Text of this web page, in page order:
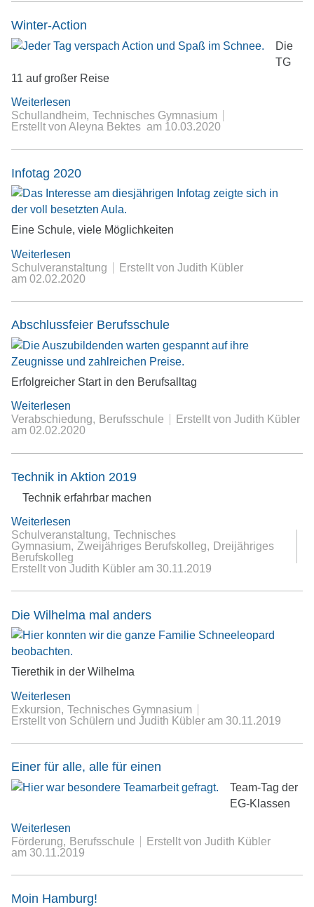
Winter-Action
Die
TG
11 auf großer Reise
Weiterlesen
Schullandheim Technisches Gymnasium
Erstellt von Aleyna Bektes am 10.03.2020
Infotag 2020
Eine Schule, viele Möglichkeiten
Weiterlesen
Schulveranstaltung
Erstellt von Judith Kübler
am 02.02.2020
Abschlussfeier Berufsschule
Erfolgreicher Start in den Berufsalltag
Weiterlesen
Verabschiedung
Berufsschule
Erstellt von Judith Kübler
am 02.02.2020
Technik in Aktion 2019
Technik erfahrbar machen
Weiterlesen
Schulveranstaltung Technisches
Gymnasium Zweijähriges Berufskolleg
Dreijähriges
Berufskolleg
Erstellt von Judith Kübler am 30.11.2019
Die Wilhelma mal anders
Tierethik in der Wilhelma
Weiterlesen
Exkursion Technisches Gymnasium
Erstellt von Schülern und Judith Kübler am 30.11.2019
Einer für alle, alle für einen
Team-Tag der
EG-Klassen
Weiterlesen
Förderung
Berufsschule
Erstellt von Judith Kübler
am 30.11.2019
Moin Hamburg!